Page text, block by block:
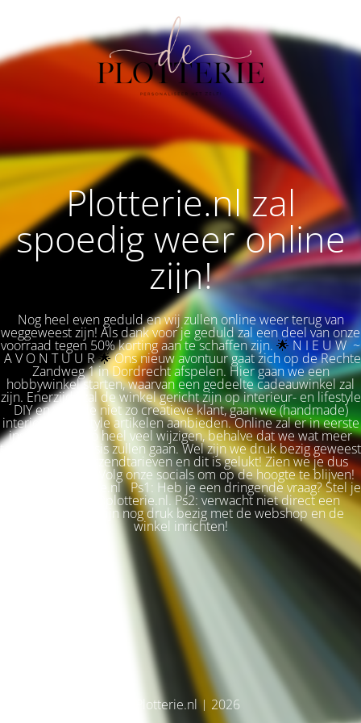
Plotterie.nl zal
spoedig weer online
zijn!
Nog heel even geduld en wij zullen online weer terug van
weggeweest zijn! Als dank voor je geduld zal een deel van onze
voorraad tegen 50% korting aan te schaffen zijn. 🌟 N I E U W ~
A V O N T U U R🌟Ons nieuw avontuur gaat zich op de Rechte
Zandweg 1 in Dordrecht afspelen. Hier gaan we een
hobbywinkel starten, waarvan een gedeelte cadeauwinkel zal
zijn. Enerzijds zal de winkel gericht zijn op interieur- en lifestyle
DIY en voor de niet zo creatieve klant, gaan we (handmade)
interieur & lifestyle artikelen aanbieden. Online zal er in eerste
instantie niet zo heel veel wijzigen, behalve dat we wat meer
terug naar de basis zullen gaan. Wel zijn we druk bezig geweest
met betere verzendtarieven en dit is gelukt! Zien we je dus
snel weer terug? Volg onze socials om op de hoogte te blijven!
Liefs, Ilse. Plotterie.nl Ps1: Heb je een dringende vraag? Stel je
vraag via info@plotterie.nl. Ps2: verwacht niet direct een
antwoord. We zijn nog druk bezig met de webshop en de
winkel inrichten!
© Plotterie.nl | 2026